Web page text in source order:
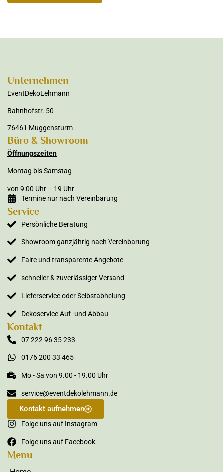
Unternehmen
EventDekoLehmann
Bahnhofstr. 50
76461 Muggensturm
Büro & Showroom
Öffnungszeiten
Montag bis Samstag
von 9:00 Uhr – 19 Uhr
Termine nur nach Vereinbarung
Service
Persönliche Beratung
Showroom ganzjährig nach Vereinbarung
Faire und transparente Angebote
schneller & zuverlässiger Versand
Lieferservice oder Selbstabholung
Dekoservice Auf -und Abbau
Kontakt
07 222 96 35 233
0176 200 33 465
Mo - Sa von 9.00 - 19.00 Uhr
service@eventdekolehmann.de
Kontakt aufnehmen
Folge uns auf Instagram
Folge uns auf Facebook
Menu